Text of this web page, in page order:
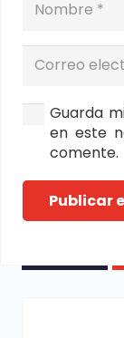
Guarda
en este
comente.
Publicar